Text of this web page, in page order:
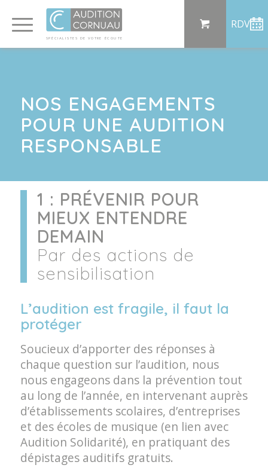
SP ÉCI AL I S TE S DE VO TRE ÉC OU TE
RDV
NOS ENGAGEMENTS
POUR UNE AUDITION
RESPONSABLE
1 : PRÉVENIR POUR
MIEUX ENTENDRE
DEMAIN
Par des actions de
sensibilisation
L’audition est fragile, il faut la
protéger
Soucieux d’apporter des réponses à
chaque question sur l’audition, nous
nous engageons dans la prévention tout
au long de l’année, en intervenant auprès
d’établissements scolaires, d’entreprises
et des écoles de musique (en lien avec
Audition Solidarité), en pratiquant des
dépistages auditifs gratuits.
Panneau de gestion des cookies